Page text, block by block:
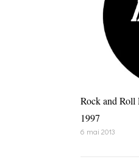
Rock and Roll
1997
6 mai 2013